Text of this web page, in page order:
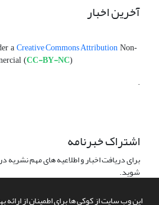
این وب سایت از کوکی ها برای اطمینان از ارائه
آخرین اخبار
a Creative Commons Attribution Non-
(CC-BY-NC)
.
اشتراک خبرنامه
برای دریافت اخبار و اطلاعیه های مهم
شوید.